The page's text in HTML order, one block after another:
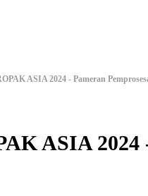
ASIA 2024 - Pameran
ASIA 2024